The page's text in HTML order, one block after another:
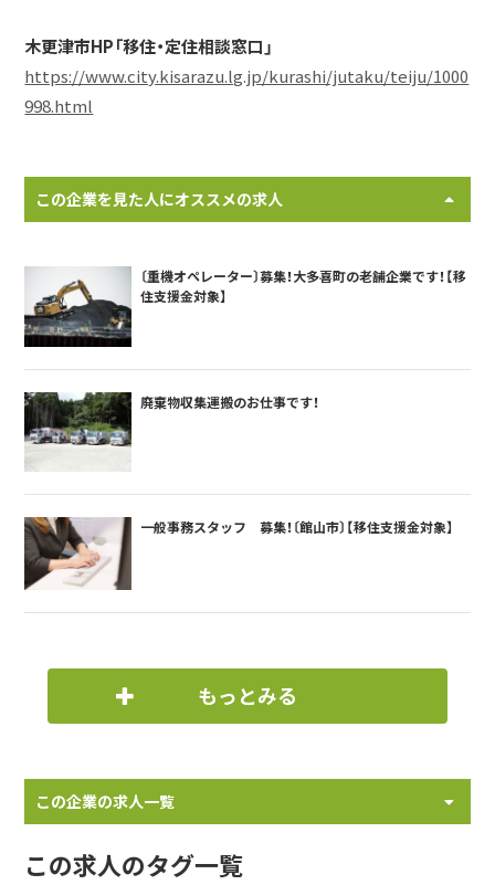
木更津市HP「移住・定住相談窓口」
https://www.city.kisarazu.lg.jp/kurashi/jutaku/teiju/1000
998.html
この企業を見た人にオススメの求人
〔重機オペレーター〕募集！大多喜町の老舗企業です！【移
住支援金対象】
廃棄物収集運搬のお仕事です！
一般事務スタッフ 募集！〔館山市〕【移住支援金対象】
もっとみる
この企業の求人一覧
この求人のタグ一覧